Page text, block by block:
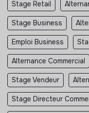
Stage Retail
Stage Business
Emploi Business
Alternance Commercial
Stage Vendeur
Stage Directeur